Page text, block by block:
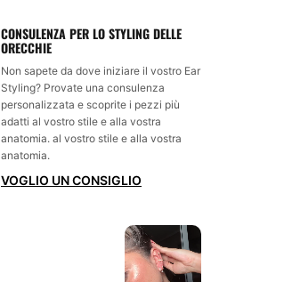
CONSULENZA PER LO STYLING DELLE
ORECCHIE
Non sapete da dove iniziare il vostro Ear
Styling? Provate una consulenza
personalizzata e scoprite i pezzi più
adatti al vostro stile e alla vostra
anatomia. al vostro stile e alla vostra
anatomia.
VOGLIO UN CONSIGLIO